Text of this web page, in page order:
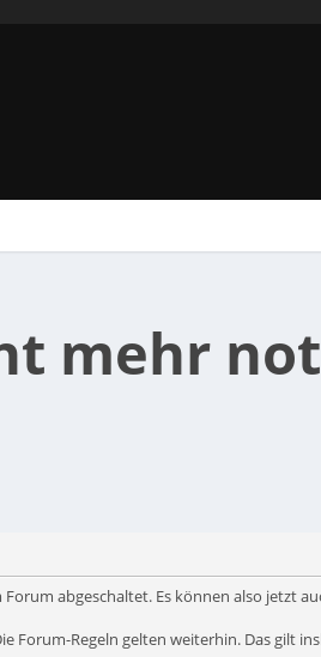
mehr
abgeschaltet. Es können also jetzt
Forum-Regeln gelten weiterhin. Das gilt